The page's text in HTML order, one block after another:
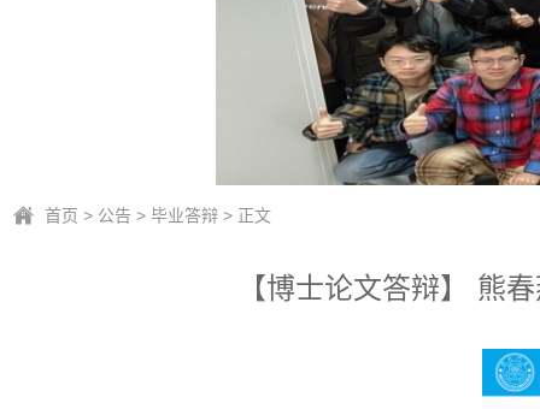
首页 > 公告 > 毕业答辩 > 正文
【博士论文答辩】 熊